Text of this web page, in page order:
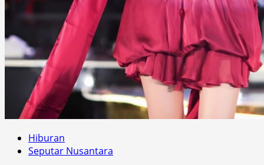
Hiburan
Seputar Nusantara